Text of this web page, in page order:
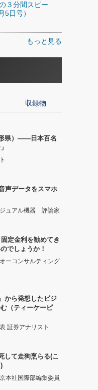
３分間スピー
5日号）
もっと見る
収録物
県）――日本百名
声データをスマホ
ュアル機器 評論家
定金利を勧めてき
でしょうか！
ーコンサルティング
から発想したビジ
（ティーケーピ
証券アナリスト
して走狗烹らる(こ
本社国際部編集委員